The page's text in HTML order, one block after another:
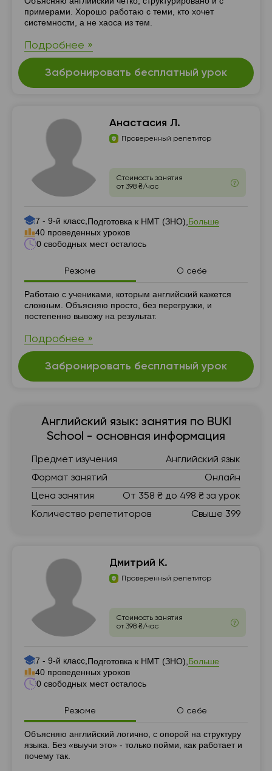
примерами. Хорошо работаю с теми, кто хочет
системности, а не хаоса из тем.
Подробнее »
Забронировать бесплатный урок
Анастасия Л.
Проверенный репетитор
Стоимость занятия
от 398 ₴/час
7 - 9-й класс, Подготовка к НМТ (ЗНО), Больше
40 проведенных уроков
0 свободных мест осталось
Резюме О себе
Резюме
Работаю с учениками, которым английский кажется
сложным. Объясняю просто, без перегрузки, и
постепенно вывожу на результат.
Подробнее »
Забронировать бесплатный урок
Английский язык: занятия по BUKI
School - основная информация
Предмет изучения
Английский язык
Формат занятий
Онлайн
Цена занятия
От 358 ₴ до 498 ₴ за урок
Количество репетиторов
Свыше 399
Дмитрий К.
Проверенный репетитор
Стоимость занятия
от 398 ₴/час
7 - 9-й класс, Подготовка к НМТ (ЗНО), Больше
40 проведенных уроков
0 свободных мест осталось
Резюме О себе
Резюме
Объясняю английский логично, с опорой на структуру
языка. Без «выучи это» - только пойми, как работает и
почему так.